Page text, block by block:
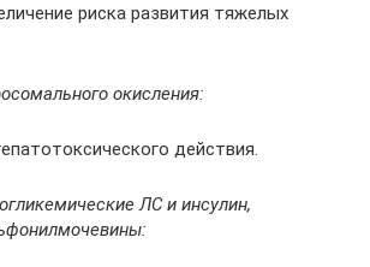
риска развития тяжелых
окисления:
действия.
ЛС и инсулин,